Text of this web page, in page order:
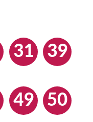
31 39
49 50